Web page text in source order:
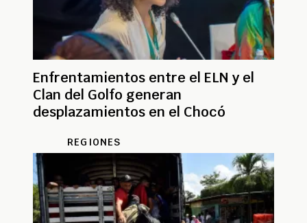
Enfrentamientos entre el ELN y el
Clan del Golfo generan
desplazamientos en el Chocó
REGIONES